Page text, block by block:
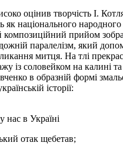
оцінив творчість І.
як національного
прийом
паралелізм, який
митця. На тлі
із соловейком на калині
в образній формі
історії:
нас в Україні
отак щебетав;